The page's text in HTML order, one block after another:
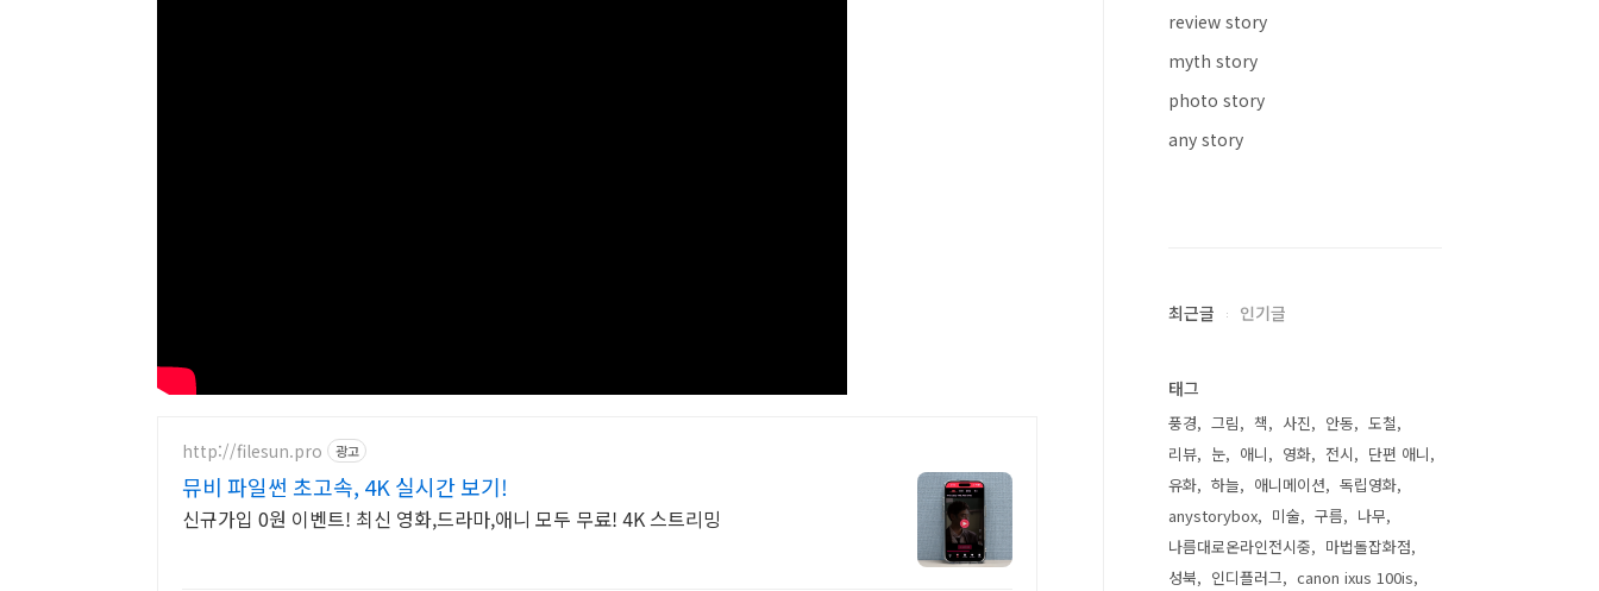
http://filesun.pro 광고
뮤비 파일썬 초고속, 4K 실시간 보기!
신규가입 0원 이벤트! 최신 영화,드라마,애니 모두 무료! 4K 스트리밍
review story
myth story
photo story
any story
최근글 인기글
태그
풍경 그림 책 사진 안동
도철
리뷰
눈 애니 영화 전시
단편 애니
유화
하늘 애니메이션
독립영화
anystorybox
미술 구름
나무
나름대로온라인전시중
마법돌잡화점
성북
인디플러그
canon ixus 100is